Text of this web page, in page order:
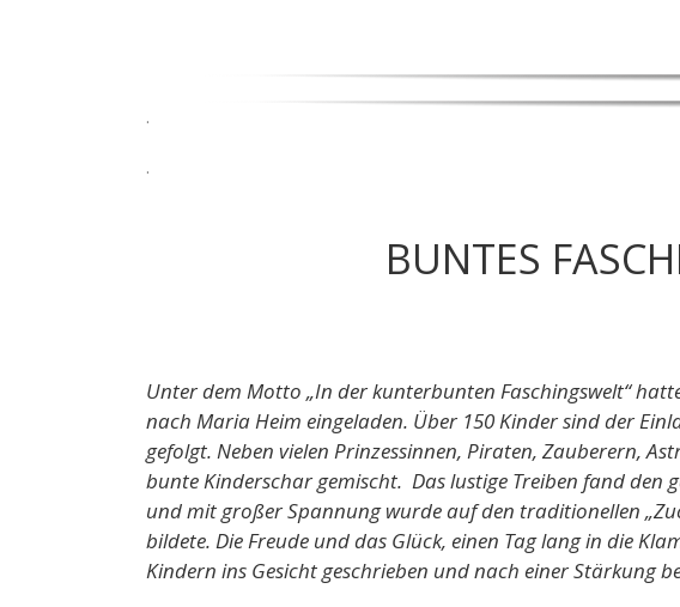
.
.
BUNTES
Unter dem Motto „In der kunterbunten Faschingswelt“
nach Maria Heim eingeladen. Über 150 Kinder sind der
gefolgt. Neben vielen Prinzessinnen, Piraten, Zauberern,
bunte Kinderschar gemischt. Das lustige Treiben fand
und mit großer Spannung wurde auf den traditionellen
bildete. Die Freude und das Glück, einen Tag lang in die
Kindern ins Gesicht geschrieben und nach einer Stärkung